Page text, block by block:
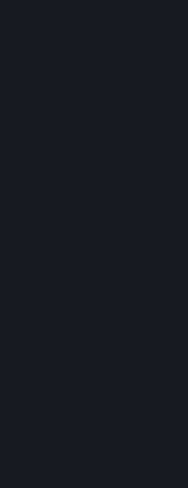
та новими
чату, не
і